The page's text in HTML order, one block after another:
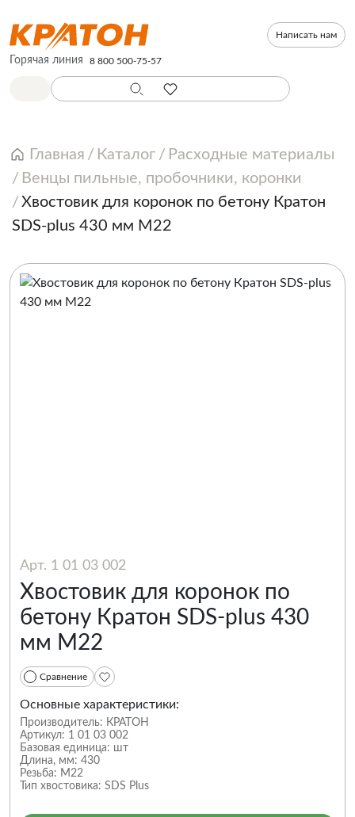
Написать нам
Горячая линия 8 800 500-75-57
Главная Каталог
Расходные материалы
Венцы пильные, пробочники, коронки
Хвостовик для коронок по бетону Кратон
SDS-plus 430 мм М22
Арт. 1 01 03 002
Хвостовик для коронок по
бетону Кратон SDS-plus 430
мм М22
Сравнение
Основные характеристики:
Производитель: КРАТОН
Артикул: 1 01 03 002
Базовая единица: шт
Длина, мм: 430
Резьба: M22
Тип хвостовика: SDS Plus